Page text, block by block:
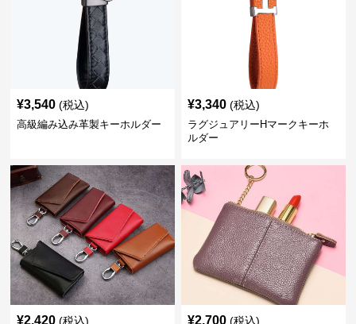
¥3,540 (税込)
高級編み込み革製キーホルダー
¥3,340 (税込)
ラグジュアリーHマークキーホ
ルダー
¥2,420 (税込) ¥2,700 (税込)